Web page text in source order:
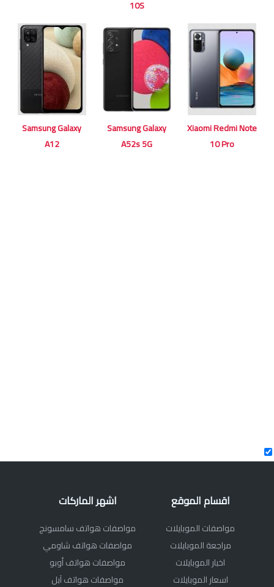
10S
Xiaomi Redmi Note
10 Pro
Samsung Galaxy
A52s 5G
Samsung Galaxy
A12
اشهر الماركات
مواصفات هواتف سامسونج
مواصفات هواتف شاومي
مواصفات هواتف أوبو
مواصفات هواتف آبل
اقسام الموقع
مواصفات الموبايلات
مراجعة الموبايلات
اخبار الموبايلات
اسعار الموبايلات